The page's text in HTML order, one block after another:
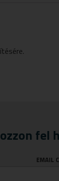
fel
EMAIL